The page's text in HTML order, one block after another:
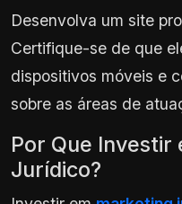
Desenvolva um site
Certifique-se de que
dispositivos móveis e
sobre as áreas de
Por Que Investir
Jurídico?